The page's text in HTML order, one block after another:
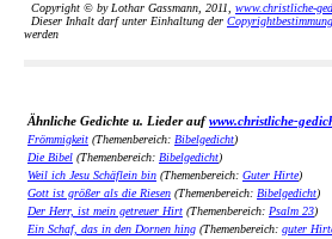
Copyright © by Lothar Gassmann, 2011, www.christliche-
Dieser Inhalt darf unter Einhaltung der
werden
Ähnliche Gedichte u. Lieder aufwww.christliche-
Frömmigkeit (Themenbereich: Bibelgedicht)
Die Bibel (Themenbereich: Bibelgedicht)
Weil ich Jesu Schäflein bin (Themenbereich: Guter Hirte)
Gott ist größer als die Riesen (Themenbereich: Bibelgedicht)
Der Herr, ist mein getreuer Hirt (Themenbereich: Psalm 23)
Ein Schaf, das in den Dornen hing (Themenbereich: guter